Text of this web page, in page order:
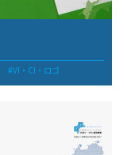
VI・CI・ロゴ